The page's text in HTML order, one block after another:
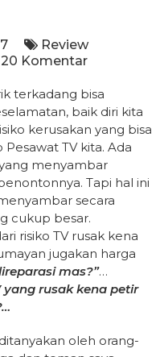
Review
20 Komentar
terkadang bisa
baik diri kita
kerusakan yang bisa
TV kita. Ada
menyambar
Tapi hal ini
secara
cukup besar.
risiko TV rusak kena
jugakan harga
mas?”…
rusak kena petir
oleh orang-